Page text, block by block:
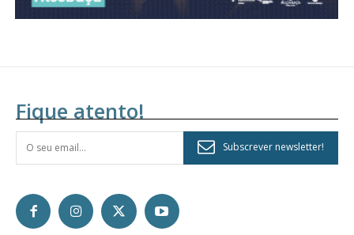
Fique atento!
Subscrever newsletter!